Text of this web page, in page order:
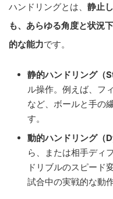
ハンドリングとは、 静止
も、あらゆる角度と状況
的な能力です。
静的ハンドリング（
ル操作。例えば、フ
など、ボールと手の
す。
動的ハンドリング（
ら、または相手ディ
ドリブルのスピード
試合中の実戦的な動